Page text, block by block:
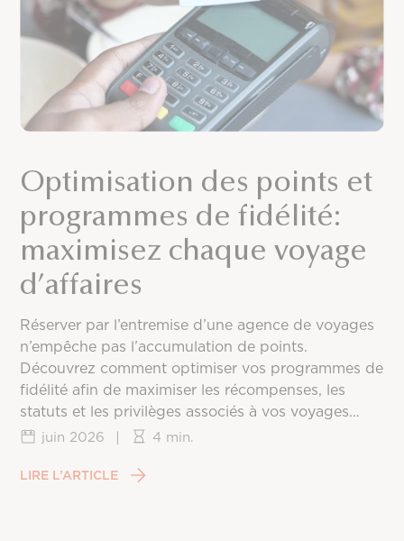
Optimisation des points et
programmes de fidélité:
maximisez chaque voyage
d’affaires
Réserver par l’entremise d’une agence de voyages
n’empêche pas l’accumulation de points.
Découvrez comment optimiser vos programmes de
fidélité afin de maximiser les récompenses, les
statuts et les privilèges associés à vos voyages
d’affaires.
juin 2026 | 4 min.
LIRE L’ARTICLE